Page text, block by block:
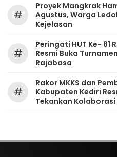
#
‎Proyek Mangkrak
Agustus, Warga
Kejelasan
#
Peringati HUT Ke- 81
Resmi Buka
Rajabasa
#
Rakor MKKS dan
Kabupaten Kediri
Tekankan